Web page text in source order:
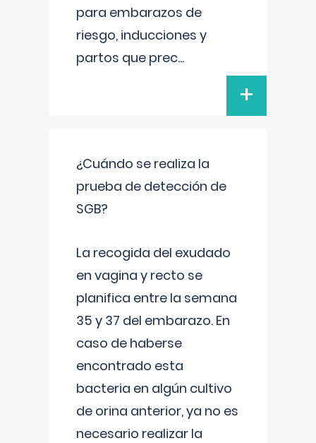
para embarazos de
riesgo, inducciones y
partos que prec...
+
¿Cuándo se realiza la
prueba de detección de
SGB?
La recogida del exudado
en vagina y recto se
planifica entre la semana
35 y 37 del embarazo. En
caso de haberse
encontrado esta
bacteria en algún cultivo
de orina anterior, ya no es
necesario realizar la